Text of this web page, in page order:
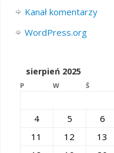
Kanał komentarzy
WordPress.org
sierpień 2025
P W Ś
4
5 6
11
12 13